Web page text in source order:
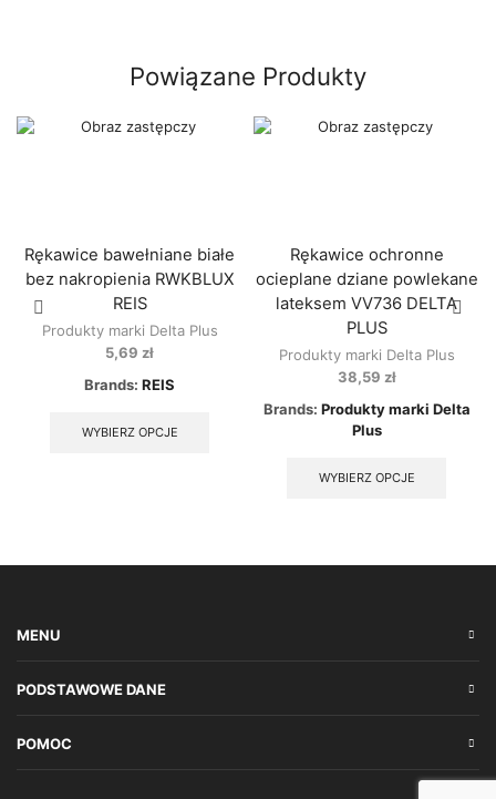
Powiązane Produkty
Rękawice bawełniane białe
bez nakropienia RWKBLUX
REIS
Produkty marki Delta Plus
5,69 zł
Brands: REIS
WYBIERZ OPCJE
Rękawice ochronne
ocieplane dziane powlekane
lateksem VV736 DELTA
PLUS
Produkty marki Delta Plus
38,59 zł
Brands: Produkty marki Delta
Plus
WYBIERZ OPCJE
chosen
the
MENU
PODSTAWOWE DANE
POMOC